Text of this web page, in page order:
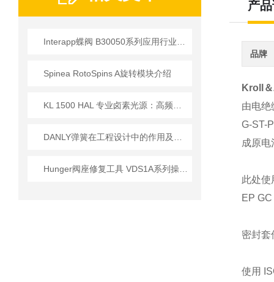
Spinea RotoSpins A旋转模块介绍
产
品牌
Kroll
由电绝
G-ST-
成原
此处使
EP
密封套
使用